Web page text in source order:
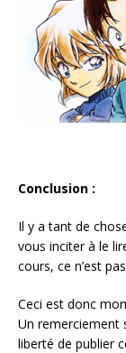
Conclusion :
Il y a tant de
vous inciter à le
cours, ce n’est
Ceci est donc
Un remerciement
liberté de publier